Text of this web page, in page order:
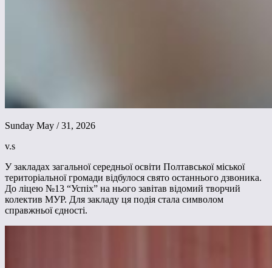
Sunday May / 31, 2026
v.s
У закладах загальної середньої освіти Полтавської міської
територіальної громади відбулося свято останнього дзвоника.
До ліцею №13 “Успіх” на нього завітав відомий творчий
колектив МУР. Для закладу ця подія стала символом
справжньої єдності.